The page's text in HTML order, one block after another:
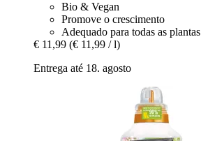
Bio & Vegan
Promove o crescimento
Adequado para todas as plantas
€ 11,99 (€ 11,99 / l)
Entrega até 18. agosto